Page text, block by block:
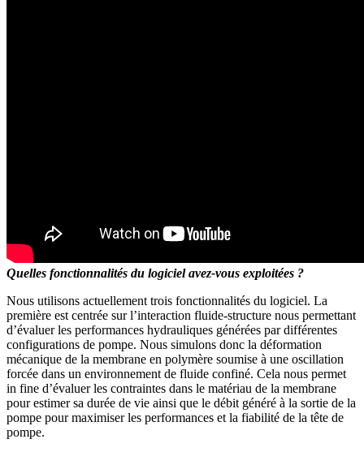
Quelles fonctionnalités du logiciel avez-vous exploitées ?
Nous utilisons actuellement trois fonctionnalités du logiciel. La
première est centrée sur l’interaction fluide-structure nous permettant
d’évaluer les performances hydrauliques générées par différentes
configurations de pompe. Nous simulons donc la déformation
mécanique de la membrane en polymère soumise à une oscillation
forcée dans un environnement de fluide confiné. Cela nous permet
in fine d’évaluer les contraintes dans le matériau de la membrane
pour estimer sa durée de vie ainsi que le débit généré à la sortie de la
pompe pour maximiser les performances et la fiabilité de la tête de
pompe.